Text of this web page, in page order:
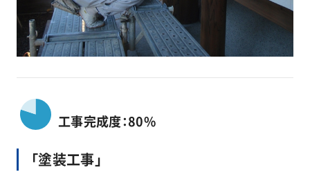
工事完成度：80%
「塗装工事」